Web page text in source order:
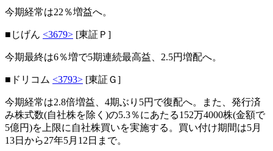
今期経常は22％増益へ。
■じげん <3679> [東証Ｐ]
今期最終は6％増で5期連続最高益、2.5円増配へ。
■ドリコム <3793> [東証Ｇ]
今期経常は2.8倍増益、4期ぶり5円で復配へ。また、発行済
み株式数(自社株を除く)の5.3％にあたる152万4000株(金額で
5億円)を上限に自社株買いを実施する。買い付け期間は5月
13日から27年5月12日まで。